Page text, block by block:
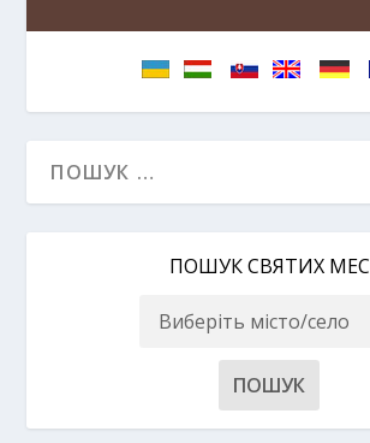
ПОШУК СВЯТИХ МЕС